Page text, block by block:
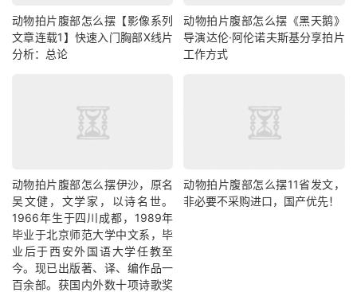
动物拍片腹部怎么摆【影像系列
文章连载1】快速入门胸部X线片
分析：总论
动物拍片腹部怎么摆《黑天鹅》
导演达伦·阿伦诺夫斯基分享拍片
工作方式
动物拍片腹部怎么摆​伊沙，原名
吴文健，文学家，以诗名世。
1966年生于四川成都，1989年
毕业于北京师范大学中文系，毕
业后于西安外国语大学任教至
今。现已出版著、译、编作品一
百余部。获国内外数十项诗歌奖
动物拍片腹部怎么摆11省发文，
非必要不采购进口，国产优先！